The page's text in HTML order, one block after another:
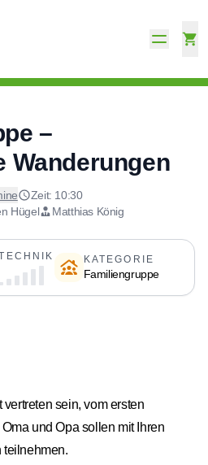
–
Wanderungen
Zeit: 10:30
Hügel
Matthias König
KATEGORIE
Familiengruppe
sein, vom ersten
und Opa sollen mit Ihren
teilnehmen.